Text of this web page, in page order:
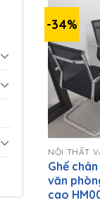
-34%
+
NỘI THẤT
Ghế
văn
cao